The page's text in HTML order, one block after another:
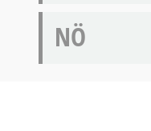
NÖ